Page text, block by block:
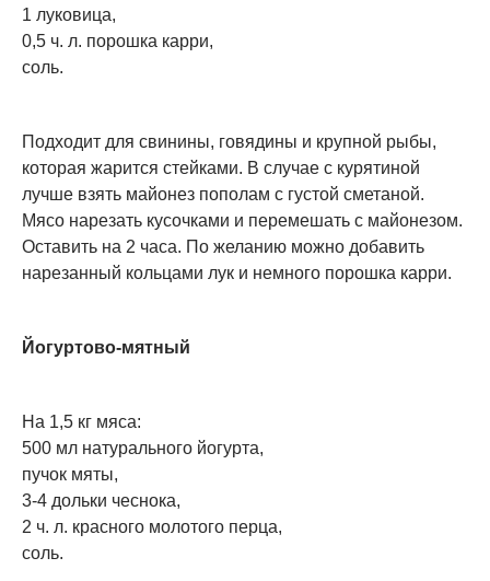
1 луковица,
0,5 ч. л. порошка карри,
соль.
Подходит для свинины, говядины и крупной рыбы,
которая жарится стейками. В случае с курятиной
лучше взять майонез пополам с густой сметаной.
Мясо нарезать кусочками и перемешать с майонезом.
Оставить на 2 часа. По желанию можно добавить
нарезанный кольцами лук и немного порошка карри.
Йогуртово-мятный
На 1,5 кг мяса:
500 мл натурального йогурта,
пучок мяты,
3-4 дольки чеснока,
2 ч. л. красного молотого перца,
соль.